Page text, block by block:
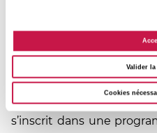
Valider
Cookies
académique et
Quatre jours
Au-delà de la
s’inscrit dans une